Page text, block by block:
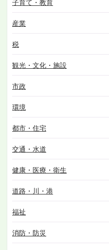
子育て・教育
産業
税
観光・文化・施設
市政
環境
都市・住宅
交通・水道
健康・医療・衛生
道路・川・港
福祉
消防・防災